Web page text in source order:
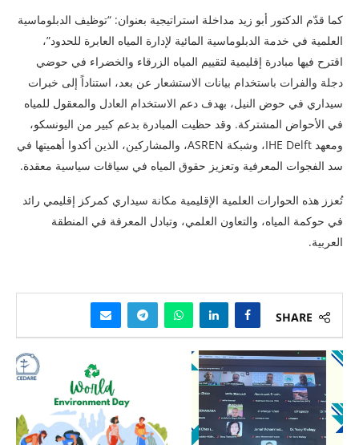
كما قدّم الدكتور أبو زيد مداخلة استراتيجية بعنوان: “توظيف الدبلوماسية
العلمية في خدمة الدبلوماسية المائية لإدارة المياه العابرة للحدود”،
اقترح فيها مبادرة إقليمية لتقييم المياه الزرقاء والخضراء في حوضي
دجلة والفرات باستخدام بيانات الاستشعار عن بعد، استناداً إلى خبرات
سيداري في حوض النيل، بهدف دعم الاستخدام العادل والمعقول للمياه
في الأحواض المشتركة. وقد حظيت المبادرة بدعم كبير من اليونسكو،
ومعهد IHE Delft، وشبكة ASREN، والمشاركين، الذين أكدوا أهميتها في
سد الفجوات المعرفية وتعزيز حقوق المياه في سياقات سياسية معقدة.
تُعزز هذه الحوارات العلمية الإقليمية مكانة سيداري كمركز إقليمي رائد
في حوكمة المياه، والتعاون العلمي، وتبادل المعرفة في المنطقة
العربية.
SHARE